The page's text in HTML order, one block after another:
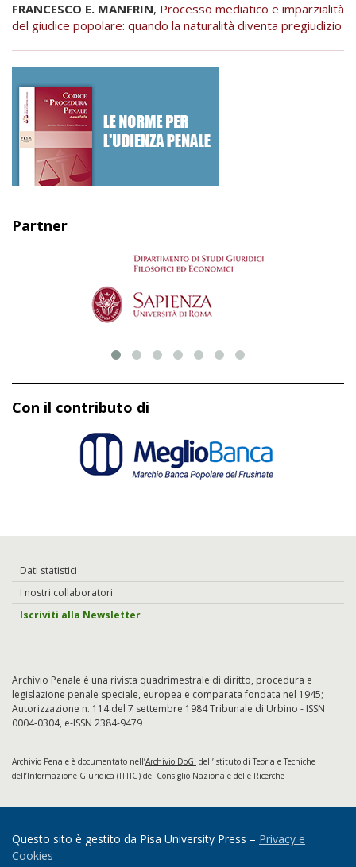
FRANCESCO E. MANFRIN, Processo mediatico e imparzialità
del giudice popolare: quando la naturalità diventa pregiudizio
Partner
Con il contributo di
Dati statistici
I nostri collaboratori
Iscriviti alla Newsletter
Archivio Penale è una rivista quadrimestrale di diritto, procedura e
legislazione penale speciale, europea e comparata fondata nel 1945;
Autorizzazione n. 114 del 7 settembre 1984 Tribunale di Urbino - ISSN
0004-0304, e-ISSN 2384-9479
Archivio Penale è documentato nell’Archivio DoGi dell’Istituto di Teoria e Tecniche
dell’Informazione Giuridica (ITTIG) del Consiglio Nazionale delle Ricerche
Questo sito è gestito da Pisa University Press – Privacy e
Cookies